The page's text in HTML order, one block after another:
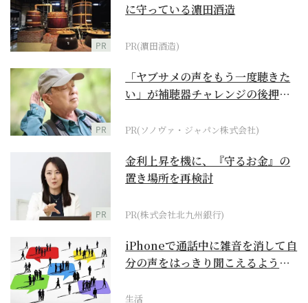
PR
に守っている濵田酒造
PR(濵田酒造)
PR
「ヤブサメの声をもう一度聴きた
い」が補聴器チャレンジの後押し
PR(ソノヴァ・ジャパン株式会社)
PR
金利上昇を機に、『守るお金』の
置き場所を再検討
PR(株式会社北九州銀行)
iPhoneで通話中に雑音を消して自
分の声をはっきり聞こえるように
生活